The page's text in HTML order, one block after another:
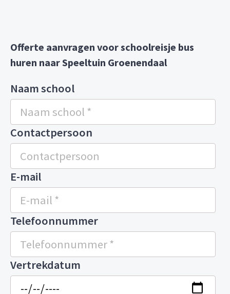
Offerte aanvragen voor schoolreisje bus
huren naar Speeltuin Groenendaal
Naam school
Contactpersoon
E-mail
Telefoonnummer
Vertrekdatum